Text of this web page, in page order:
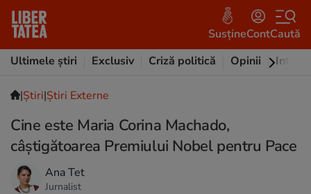
SusțineContCaută
Ultimele știri
Exclusiv Criză politică Opinii
|Ştiri|Știri Externe
Cine este Maria Corina Machado,
câștigătoarea Premiului Nobel pentru Pace
Ana Tet
Jurnalist